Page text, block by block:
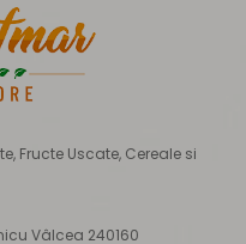
Fructe Uscate, Cereale si
Vâlcea 240160